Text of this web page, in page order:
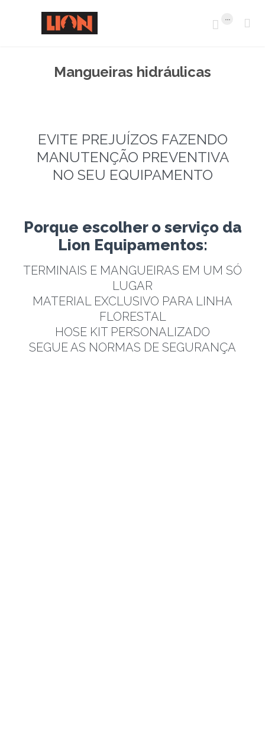
 ... 
Mangueiras hidráulicas
EVITE PREJUÍZOS FAZENDO
MANUTENÇÃO PREVENTIVA
NO SEU EQUIPAMENTO
Porque escolher o serviço da
Lion Equipamentos:
TERMINAIS E MANGUEIRAS EM UM SÓ
LUGAR
MATERIAL EXCLUSIVO PARA LINHA
FLORESTAL
HOSE KIT PERSONALIZADO
SEGUE AS NORMAS DE SEGURANÇA